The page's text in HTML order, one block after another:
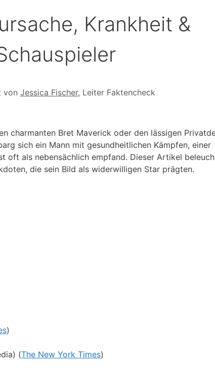
Krankheit &
von Jessica Fischer, Leiter Faktencheck
charmanten Bret Maverick oder den lässigen
sich ein Mann mit gesundheitlichen Kämpfen, einer
oft als nebensächlich empfand. Dieser Artikel
die sein Bild als widerwilligen Star prägten.
)
(The New York Times)